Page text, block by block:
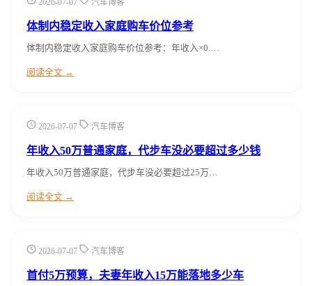
体制内稳定收入家庭购车价位参考
体制内稳定收入家庭购车价位参考：年收入×0.…
阅读全文 →
2026-07-07 汽车博客
年收入50万普通家庭，代步车没必要超过多少钱
年收入50万普通家庭，代步车没必要超过25万…
阅读全文 →
2026-07-07 汽车博客
首付5万预算，夫妻年收入15万能落地多少车